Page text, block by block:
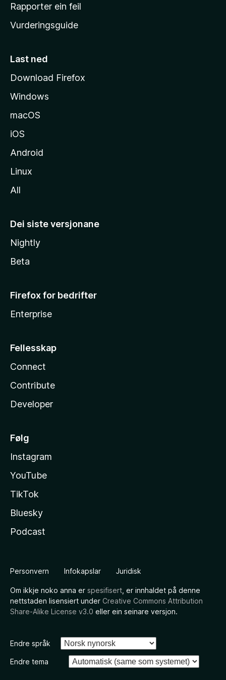
m
s
d
a
Rapporter ein feil
Vurderingsguide
Last ned
Download Firefox
Windows
macOS
iOS
Android
Linux
All
Dei siste versjonane
Nightly
Beta
Firefox for bedrifter
Enterprise
Fellesskap
Connect
Contribute
Developer
Følg
Instagram
YouTube
TikTok
Bluesky
Podcast
Personvern Infokapslar Juridisk
Om ikkje noko anna er spesifisert , er innhaldet på denne
nettstaden lisensiert under Creative Commons Attribution
Share-Alike License v3.0 eller ein seinare versjon.
Endre språk
Endre tema